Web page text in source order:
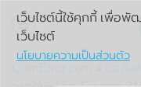
เว็บไซต์นี้ใช้คุกกี้ เพื่อพั
เว็บไซต์
นโยบายความเป็นส่วนตัว